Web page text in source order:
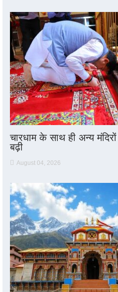
चारधाम के साथ ही अन्य
बढ़ी
August 04, 2026